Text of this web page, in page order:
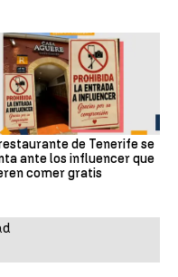
de Tenerife se
ante los influencer que
comer gratis